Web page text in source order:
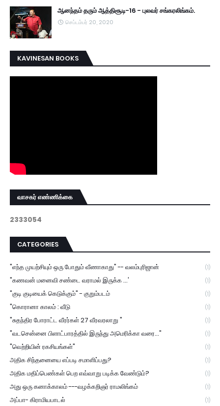
ஆனந்தம் தரும் ஆத்திசூடி-16 - புலவர் சங்கரலிங்கம்.
செப்டம்பர் 20, 2020
KAVINESAN BOOKS
வாசகர் எண்ணிக்கை
2333054
CATEGORIES
"எந்த முயற்சியும் ஒரு போதும் வீணாகாது" -- வலம்புரிஜான் (1)
"கணவன் மனைவி சண்டை வராமல் இருக்க ...' (1)
"குடி குடியைக் கெடுக்கும்" - குறும்படம் (1)
"கொரானா காலம் : வீடு (1)
"சுதந்திர போராட்ட வீரர்கள் 27 வீரவரலாறு " (1)
"வடசென்னை பிளாட்பாரத்தில் இருந்து அமெரிக்கா வரை..." (1)
"வெற்றியின் ரகசியங்கள்" (1)
அதிக சிந்தனையை எப்படி சமாளிப்பது? (1)
அதிக மதிப்பெண்கள் பெற எவ்வாறு படிக்க வேண்டும்? (1)
அது ஒரு கனாக்காலம் ---வழக்கறிஞர் ராமலிங்கம் (1)
அப்பா- கிராமியபாடல் (1)